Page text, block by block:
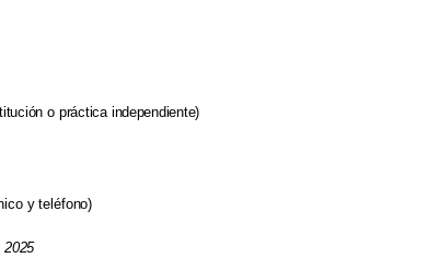
o práctica independiente)
y teléfono)
2025